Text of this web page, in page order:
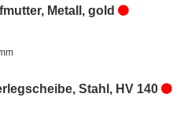
Metall, gold
Stahl, HV 140